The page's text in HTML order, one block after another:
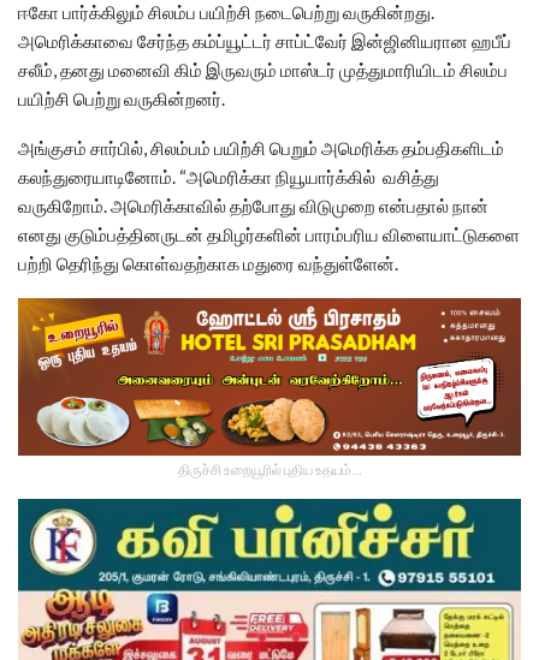
ஈகோ பார்க்கிலும் சிலம்ப பயிற்சி நடைபெற்று வருகின்றது.
அமெரிக்காவை சேர்ந்த கம்ப்யூட்டர் சாப்ட்வேர் இன்ஜினியரான ஹபீப்
சலீம், தனது மனைவி கிம் இருவரும் மாஸ்டர் முத்துமாரியிடம் சிலம்ப
பயிற்சி பெற்று வருகின்றனர்.
அங்குசம் சார்பில், சிலம்பம் பயிற்சி பெறும் அமெரிக்க தம்பதிகளிடம்
கலந்துரையாடினோம். “அமெரிக்கா நியூயார்க்கில் வசித்து
வருகிறோம். அமெரிக்காவில் தற்போது விடுமுறை என்பதால் நான்
எனது குடும்பத்தினருடன் தமிழர்களின் பாரம்பரிய விளையாட்டுகளை
பற்றி தெரிந்து கொள்வதற்காக மதுரை வந்துள்ளேன்.
திருச்சி உறையூரில் புதிய உதயம்...